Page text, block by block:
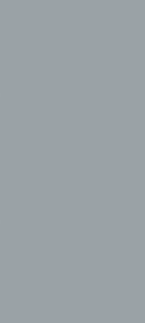
gesondert aufbewahrt
und organisatorischen
die gewährleisten, dass
Daten nicht einer
identifizierbaren natürlichen
werden.
oder für die Verarbeitung
oder für die Verarbeitung
die natürliche oder juristische
Einrichtung oder andere Stelle,
mit anderen über die
der Verarbeitung von
Daten entscheidet. Sind die
dieser Verarbeitung durch das
das Recht der Mitgliedstaaten
kann der Verantwortliche
können die bestimmten Kriterien
nach dem Unionsrecht oder
Mitgliedstaaten vorgesehen